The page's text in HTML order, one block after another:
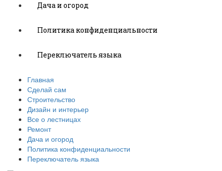
Дача и огород
Политика конфиденциальности
Переключатель языка
Главная
Сделай сам
Строительство
Дизайн и интерьер
Все о лестницах
Ремонт
Дача и огород
Политика конфиденциальности
Переключатель языка